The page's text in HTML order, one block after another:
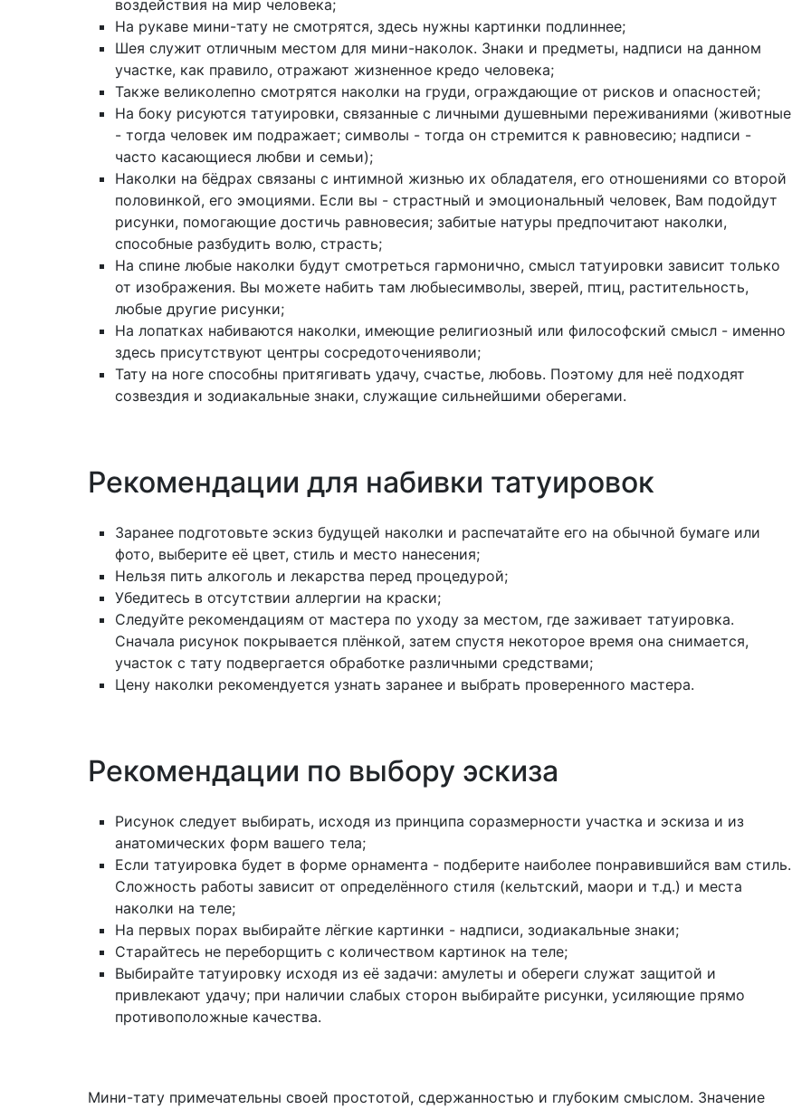
воздействия на мир человека;
На рукаве мини-тату не смотрятся, здесь нужны картинки подлиннее;
Шея служит отличным местом для мини-наколок. Знаки и предметы, надписи на данном
участке, как правило, отражают жизненное кредо человека;
Также великолепно смотрятся наколки на груди, ограждающие от рисков и опасностей;
На боку рисуются татуировки, связанные с личными душевными переживаниями (животные
- тогда человек им подражает; символы - тогда он стремится к равновесию; надписи -
часто касающиеся любви и семьи);
Наколки на бёдрах связаны с интимной жизнью их обладателя, его отношениями со второй
половинкой, его эмоциями. Если вы - страстный и эмоциональный человек, Вам подойдут
рисунки, помогающие достичь равновесия; забитые натуры предпочитают наколки,
способные разбудить волю, страсть;
На спине любые наколки будут смотреться гармонично, смысл татуировки зависит только
от изображения. Вы можете набить там любыесимволы, зверей, птиц, растительность,
любые другие рисунки;
На лопатках набиваются наколки, имеющие религиозный или философский смысл - именно
здесь присутствуют центры сосредоточенияволи;
Тату на ноге способны притягивать удачу, счастье, любовь. Поэтому для неё подходят
созвездия и зодиакальные знаки, служащие сильнейшими оберегами.
Рекомендации для набивки татуировок
Заранее подготовьте эскиз будущей наколки и распечатайте его на обычной бумаге или
фото, выберите её цвет, стиль и место нанесения;
Нельзя пить алкоголь и лекарства перед процедурой;
Убедитесь в отсутствии аллергии на краски;
Следуйте рекомендациям от мастера по уходу за местом, где заживает татуировка.
Сначала рисунок покрывается плёнкой, затем спустя некоторое время она снимается,
участок с тату подвергается обработке различными средствами;
Цену наколки рекомендуется узнать заранее и выбрать проверенного мастера.
Рекомендации по выбору эскиза
Рисунок следует выбирать, исходя из принципа соразмерности участка и эскиза и из
анатомических форм вашего тела;
Если татуировка будет в форме орнамента - подберите наиболее понравившийся вам стиль.
Сложность работы зависит от определённого стиля (кельтский, маори и т.д.) и места
наколки на теле;
На первых порах выбирайте лёгкие картинки - надписи, зодиакальные знаки;
Старайтесь не переборщить с количеством картинок на теле;
Выбирайте татуировку исходя из её задачи: амулеты и обереги служат защитой и
привлекают удачу; при наличии слабых сторон выбирайте рисунки, усиляющие прямо
противоположные качества.
Мини-тату примечательны своей простотой, сдержанностью и глубоким смыслом. Значение